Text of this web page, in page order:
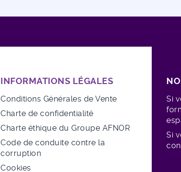
INFORMATIONS LÉGALES
Conditions Générales de Vente
Charte de confidentialité
Charte éthique du Groupe AFNOR
Code de conduite contre la
corruption
Cookies
Si
Si